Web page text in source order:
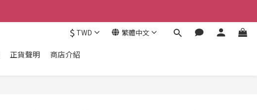
$ TWD 繁體中文
正貨聲明 商店介紹